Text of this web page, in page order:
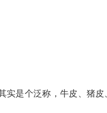
实是个泛称，牛皮、猪